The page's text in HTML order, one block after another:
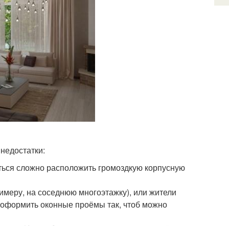
сложно расположить громоздкую корпусную
на соседнюю многоэтажку), или жители
оконные проёмы так, чтоб можно